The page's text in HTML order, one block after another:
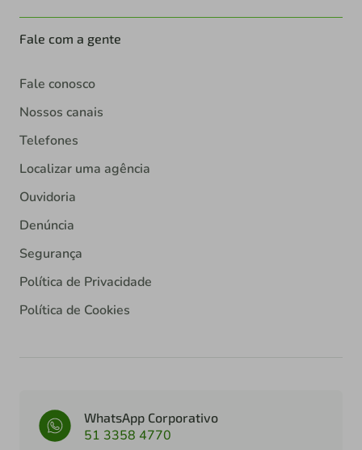
Fale com a gente
Fale conosco
Nossos canais
Telefones
Localizar uma agência
Ouvidoria
Denúncia
Segurança
Política de Privacidade
Política de Cookies
WhatsApp Corporativo
51 3358 4770